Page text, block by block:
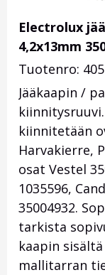
Electrolux
4,2x13mm
Tuotenro:
Jääkaapin /
kiinnitetään
Harvakierre,
osat Vestel
1035596,
35004932.
tarkista
kaapin
mallitarran